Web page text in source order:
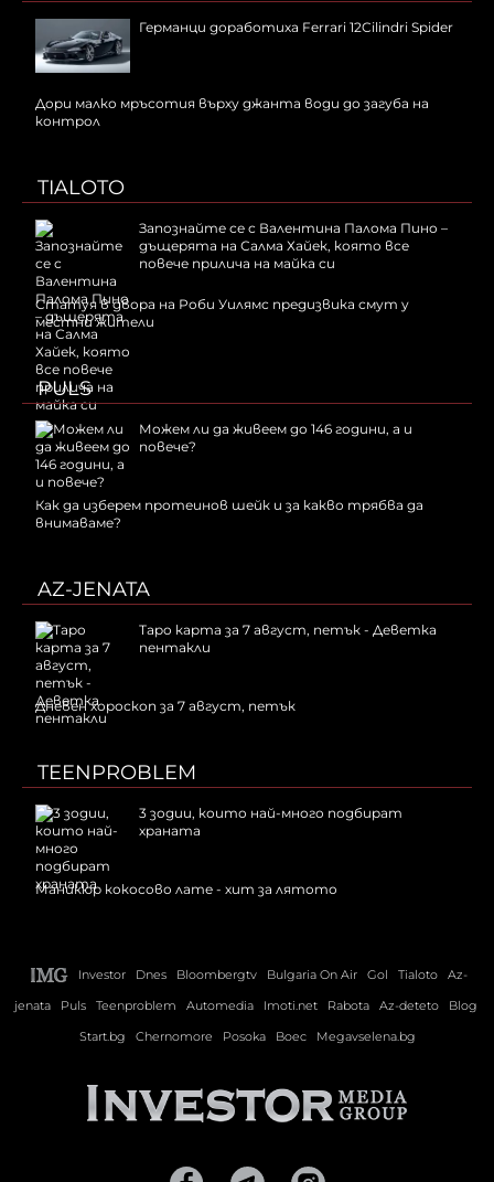
Германци доработиха Ferrari 12Cilindri Spider
Дори малко мръсотия върху джанта води до загуба на
контрол
TIALOTO
Запознайте се с Валентина Палома Пино –
дъщерята на Салма Хайек, която все
повече прилича на майка си
Статуя в двора на Роби Уилямс предизвика смут у
местни жители
PULS
Можем ли да живеем до 146 години, а и
повече?
Как да изберем протеинов шейк и за какво трябва да
внимаваме?
AZ-JENATA
Таро карта за 7 август, петък - Деветка
пентакли
Дневен хороскоп за 7 август, петък
TEENPROBLEM
3 зодии, които най-много подбират
храната
Маникюр кокосово лате - хит за лятото
Investor Dnes Bloombergtv Bulgaria On Air Gol Tialoto
Az-
jenata
Puls Teenproblem Automedia Imoti.net Rabota Az-deteto
Blog
Start.bg
Chernomore Posoka Boec Megavselena.bg